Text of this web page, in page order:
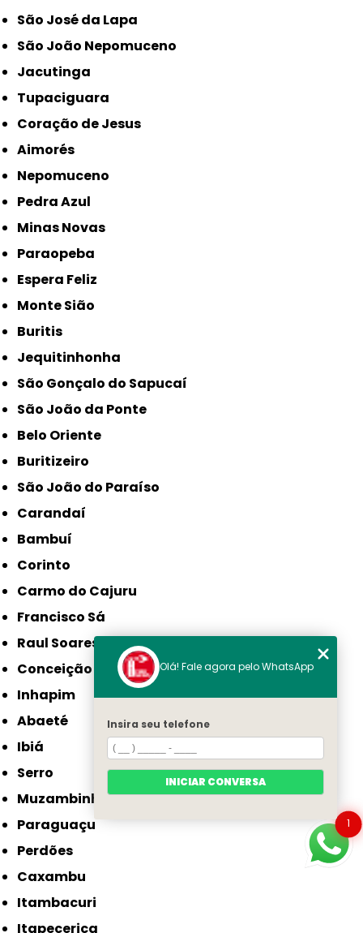
São José da Lapa
São João Nepomuceno
Jacutinga
Tupaciguara
Coração de Jesus
Aimorés
Nepomuceno
Pedra Azul
Minas Novas
Paraopeba
Espera Feliz
Monte Sião
Buritis
Jequitinhonha
São Gonçalo do Sapucaí
São João da Ponte
Belo Oriente
Buritizeiro
São João do Paraíso
Carandaí
Bambuí
Corinto
Carmo do Cajuru
Francisco Sá
Raul Soares
Conceição do Mato Dentro
Inhapim
Abaeté
Ibiá
Serro
Muzambinho
Paraguaçu
Perdões
Caxambu
Itambacuri
Itapecerica
1
Olá! Fale agora pelo WhatsApp
Insira seu telefone
INICIAR CONVERSA